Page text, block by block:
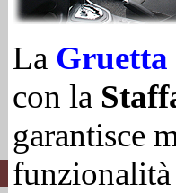
La Gruetta
con la
garantisce